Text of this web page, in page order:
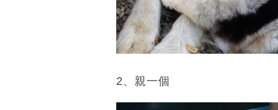
2、親一個